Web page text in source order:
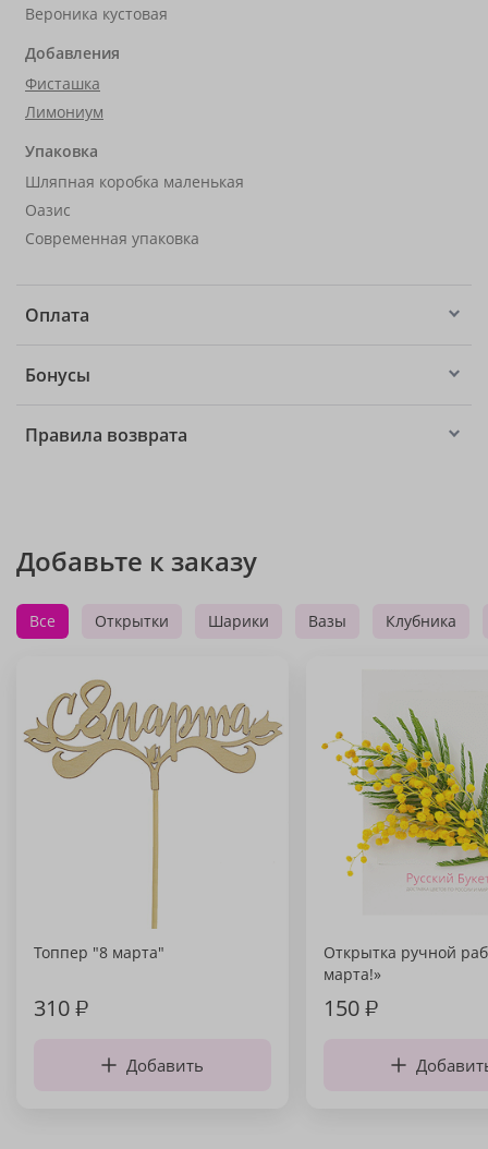
Вероника кустовая
Добавления
Фисташка
Лимониум
Упаковка
Шляпная коробка маленькая
Оазис
Современная упаковка
Оплата
Бонусы
Правила возврата
Добавьте к заказу
Все Открытки Шарики Вазы Клубника
Топпер "8 марта"
310₽
Добавить
Открытка ручной
марта!»
150₽